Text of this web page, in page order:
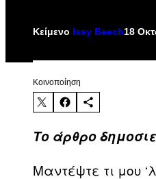
Κείμενο Issy Beech18
Kοινοποίηση
Το άρθρο
Μαντέψτε τι μου